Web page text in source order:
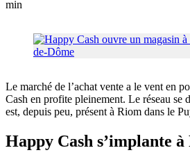
min
Le marché de l’achat vente a le vent en
Cash en profite pleinement. Le réseau se
est, depuis peu, présent à Riom dans le
Happy Cash s’implante